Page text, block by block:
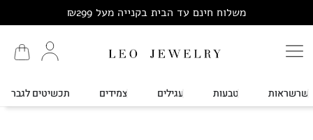
משלוח חינם עד הבית בקנייה מעל ₪299
שרשראות טבעות עגילים צמידים תכשיטים לגבר